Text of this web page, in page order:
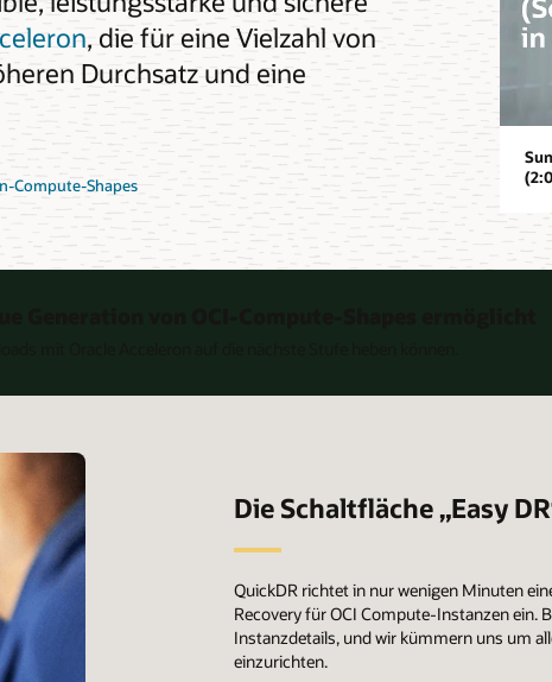
, die für eine Vielzahl von
Durchsatz und eine
Compute-Shapes
Die Schaltfläche „Easy
QuickDR richtet in nur wenigen Minuten
Recovery für OCI Compute-Instanzen ein.
Instanzdetails, und wir kümmern uns um
einzurichten.